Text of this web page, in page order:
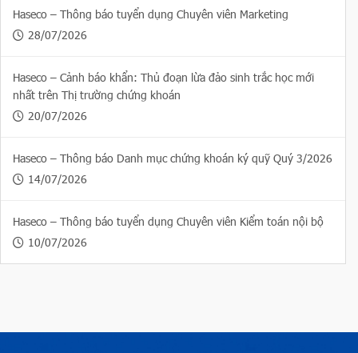
Haseco – Thông báo tuyển dụng Chuyên viên Marketing
28/07/2026
Haseco – Cảnh báo khẩn: Thủ đoạn lừa đảo sinh trắc học mới
nhất trên Thị trường chứng khoán
20/07/2026
Haseco – Thông báo Danh mục chứng khoán ký quỹ Quý 3/2026
14/07/2026
Haseco – Thông báo tuyển dụng Chuyên viên Kiểm toán nội bộ
10/07/2026